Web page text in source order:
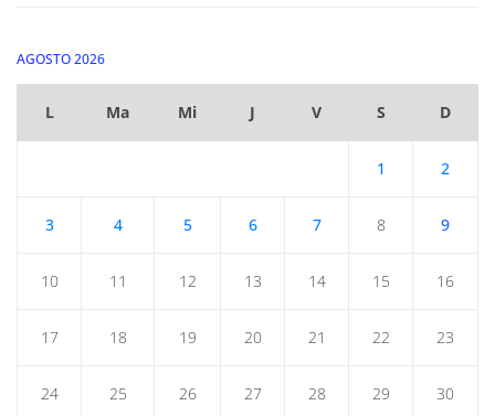
AGOSTO 2026
L Ma Mi J V S D
1 2
3 4 5 6 7 8 9
10 11 12 13 14 15 16
17 18 19 20 21 22 23
24 25 26 27 28 29 30